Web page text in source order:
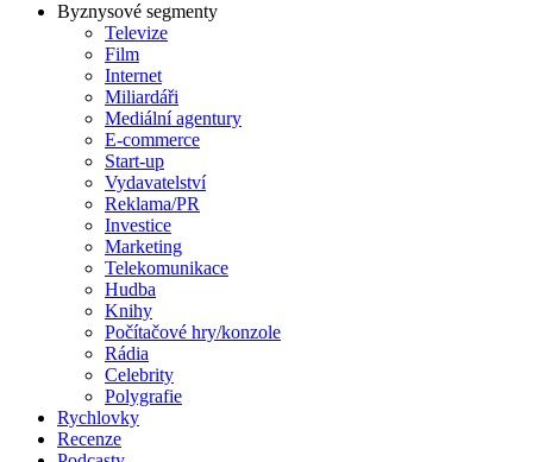
Byznysové segmenty
Televize
Film
Internet
Miliardáři
Mediální agentury
E-commerce
Start-up
Vydavatelství
Reklama/PR
Investice
Marketing
Telekomunikace
Hudba
Knihy
Počítačové hry/konzole
Rádia
Celebrity
Polygrafie
Rychlovky
Recenze